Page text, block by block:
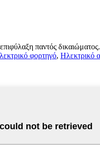
παντός δικαιώματος.
φορτηγό, Ηλεκτρικό